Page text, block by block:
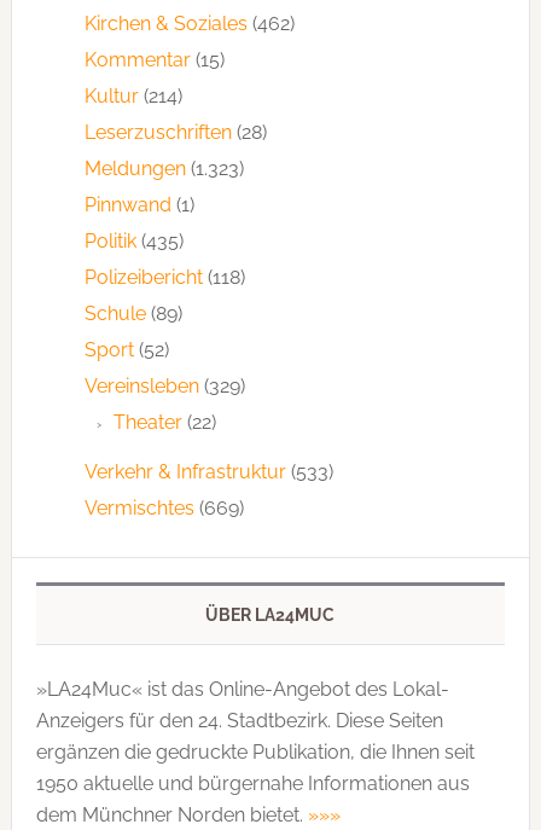
Kirchen & Soziales (462)
Kommentar(15)
Kultur(214)
Leserzuschriften(28)
Meldungen(1.323)
Pinnwand (1)
Politik(435)
Polizeibericht(118)
Schule(89)
Sport(52)
Vereinsleben(329)
Theater(22)
Verkehr & Infrastruktur(533)
Vermischtes (669)
ÜBER LA24MUC
»LA24Muc« ist das Online-Angebot des Lokal-
Anzeigers für den 24. Stadtbezirk. Diese Seiten
ergänzen die gedruckte Publi­kation, die Ihnen seit
1950 aktuelle und bürgernahe Informationen aus
dem Münchner Norden bietet. »»»